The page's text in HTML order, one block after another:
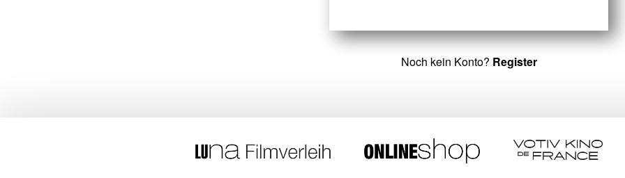
Noch kein Konto? Register